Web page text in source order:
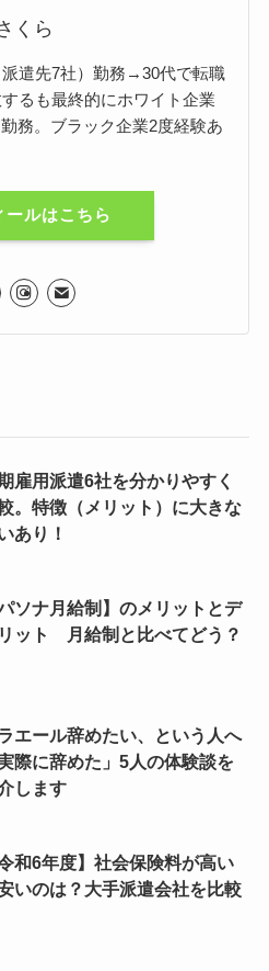
くら
遣先7社）勤務→30代で転職
るも最終的にホワイト企業
務。ブラック企業2度経験あ
ールはこちら
雇用派遣6社を分かりやすく
。特徴（メリット）に大きな
あり！
パソナ月給制】のメリットとデ
ット 月給制と比べてどう？
エール辞めたい、という人へ
実際に辞めた」5人の体験談を
します
令和6年度】社会保険料が高い
いのは？大手派遣会社を比較